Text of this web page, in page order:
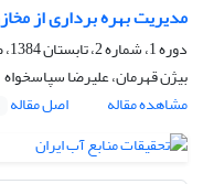
مدیریت بهره برداری از
دوره 1، شماره 2، تابستان 1384، صفحه
بیژن قهرمان، علیرضا سپاسخواه
مشاهده مقاله
اصل مقاله